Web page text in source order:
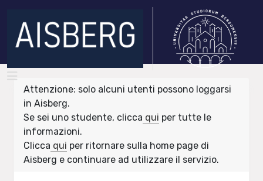
Attenzione: solo alcuni utenti possono loggarsi
in Aisberg.
Se sei uno studente, clicca qui per tutte le
informazioni.
Clicca qui per ritornare sulla home page di
Aisberg e continuare ad utilizzare il servizio.